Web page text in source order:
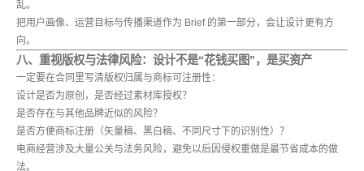
乱。
把用户画像、运营目标与传播渠道作为 Brief 的第一部分，会让设计更有方
向。
八、重视版权与法律风险：设计不是“花钱买图”，是买资产
一定要在合同里写清版权归属与商标可注册性：
设计是否为原创，是否经过素材库授权？
是否存在与其他品牌近似的风险？
是否方便商标注册（矢量稿、黑白稿、不同尺寸下的识别性）？
电商经营涉及大量公关与法务风险，避免以后因侵权重做是最节省成本的做
法。